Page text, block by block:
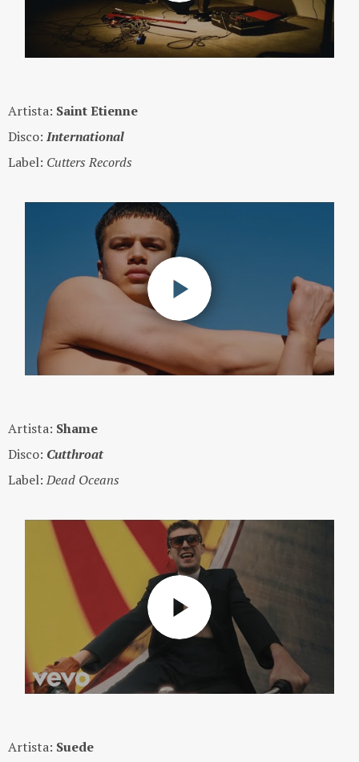
Artista: Saint Etienne
Disco: International
Label: Cutters Records
Artista: Shame
Disco: Cutthroat
Label: Dead Oceans
Artista: Suede